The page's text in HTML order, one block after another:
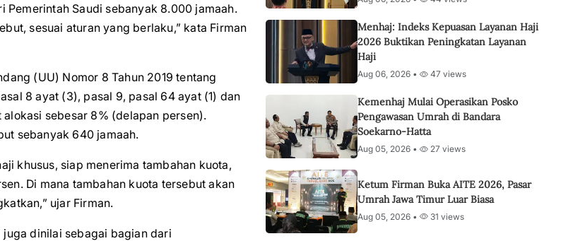
Pemerintah Saudi sebanyak 8.000 jamaah.
sesuai aturan yang berlaku,” kata Firman
(UU) Nomor 8 Tahun 2019 tentang
8 ayat (3), pasal 9, pasal 64 ayat (1) dan
sebesar 8% (delapan persen).
sebanyak 640 jamaah.
khusus, siap menerima tambahan kuota,
Di mana tambahan kuota tersebut akan
ujar Firman.
juga dinilai sebagai bagian dari
Menhaj: Indeks Kepuasan Layanan Haji
2026 Buktikan Peningkatan Layanan
Haji
Aug 06, 2026 • 47 views
Kemenhaj Mulai Operasikan Posko
Pengawasan Umrah di Bandara
Soekarno-Hatta
Aug 05, 2026 • 27 views
Ketum Firman Buka AITE 2026, Pasar
Umrah Jawa Timur Luar Biasa
Aug 05, 2026 • 31 views